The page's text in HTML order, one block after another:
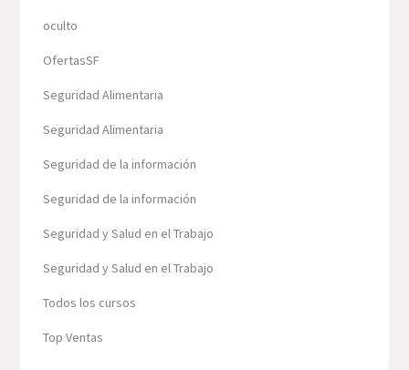
oculto
OfertasSF
Seguridad Alimentaria
Seguridad Alimentaria
Seguridad de la información
Seguridad de la información
Seguridad y Salud en el Trabajo
Seguridad y Salud en el Trabajo
Todos los cursos
Top Ventas